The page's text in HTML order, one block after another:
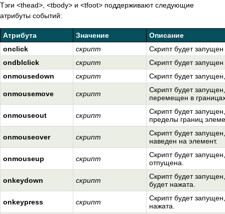
Тэги <thead>, <tbody> и <tfoot> поддерживают следующие
атрибуты событий:
Атрибута Значение
Описание
onclick
скрипт
Скрипт будет
ondblclick
скрипт
Скрипт будет
onmousedown
скрипт Скрипт будет
onmousemove скрипт
Скрипт будет
перемещен в
onmouseout скрипт
Скрипт будет
пределы границ
onmouseover скрипт
Скрипт будет
наведен на элемент.
onmouseup скрипт
Скрипт будет
отпущена.
onkeydown скрипт
Скрипт будет
будет нажата.
onkeypress скрипт
Скрипт будет
нажата.